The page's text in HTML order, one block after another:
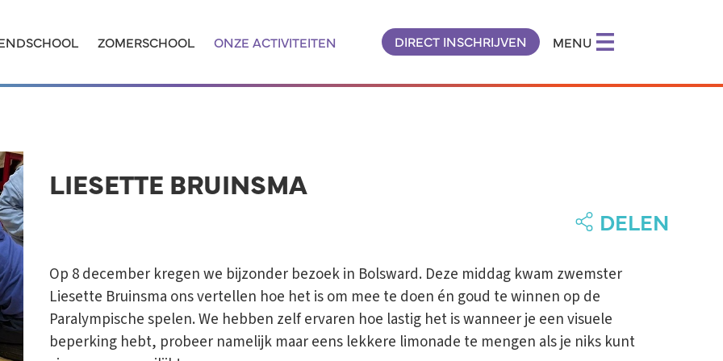
ZOMERSCHOOL ONZE ACTIVITEITEN DIRECT INSCHRIJVEN MENU
LIESETTE BRUINSMA
DELEN
Op 8 december kregen we bijzonder bezoek in Bolsward. Deze middag kwam zwemster
Liesette Bruinsma ons vertellen hoe het is om mee te doen én goud te winnen op de
Paralympische spelen. We hebben zelf ervaren hoe lastig het is wanneer je een visuele
beperking hebt, probeer namelijk maar eens lekkere limonade te mengen als je niks kunt